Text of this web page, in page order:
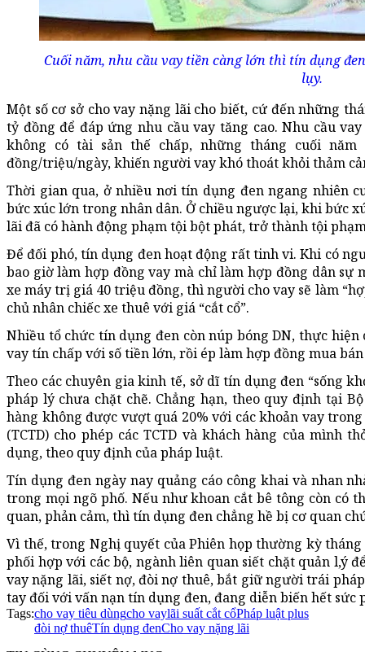
Cuối năm, nhu cầu vay tiền càng lớn thì tín dụng
lụy.
Một số cơ sở cho vay nặng lãi cho biết, cứ đến những
tỷ đồng để đáp ứng nhu cầu vay tăng cao. Nhu cầu
không có tài sản thế chấp, những tháng cuối
đồng/triệu/ngày, khiến người vay khó thoát khỏi thảm
Thời gian qua, ở nhiều nơi tín dụng đen ngang nhiên
bức xúc lớn trong nhân dân. Ở chiều ngược lại, khi bức
lãi đã có hành động phạm tội bột phát, trở thành tội
Để đối phó, tín dụng đen hoạt động rất tinh vi. Khi có
bao giờ làm hợp đồng vay mà chỉ làm hợp đồng dân sự
xe máy trị giá 40 triệu đồng, thì người cho vay sẽ làm
chủ nhân chiếc xe thuê với giá “cắt cổ”.
Nhiều tổ chức tín dụng đen còn núp bóng DN, thực
vay tín chấp với số tiền lớn, rồi ép làm hợp đồng mua
Theo các chuyên gia kinh tế, sở dĩ tín dụng đen “sống
pháp lý chưa chặt chẽ. Chẳng hạn, theo quy định tại
hàng không được vượt quá 20% với các khoản vay
(TCTD) cho phép các TCTD và khách hàng của mình
dụng, theo quy định của pháp luật.
Tín dụng đen ngày nay quảng cáo công khai và nhan
trong mọi ngõ phố. Nếu như khoan cắt bê tông còn có
quan, phản cảm, thì tín dụng đen chẳng hề bị cơ quan
Vì thế, trong Nghị quyết của Phiên họp thường kỳ
phối hợp với các bộ, ngành liên quan siết chặt quản l,ý
vay nặng lãi, siết nợ, đòi nợ thuê, bắt giữ người trái
tay đối với vấn nạn tín dụng đen, đang diễn biến hết sức
Tags:cho vay tiêu dùngcho vaylãi suất cắt cổPháp luật plus
đòi nợ thuêTín dụng đenCho vay nặng lãi